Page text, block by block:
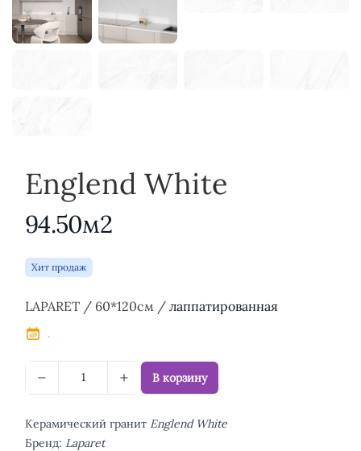
Englend White
94.50м2
Хит продаж
Описание
LAPARET / 60*120см / лаппатированная
.
В корзину
Керамический гранит Englend White
Бренд: Laparet